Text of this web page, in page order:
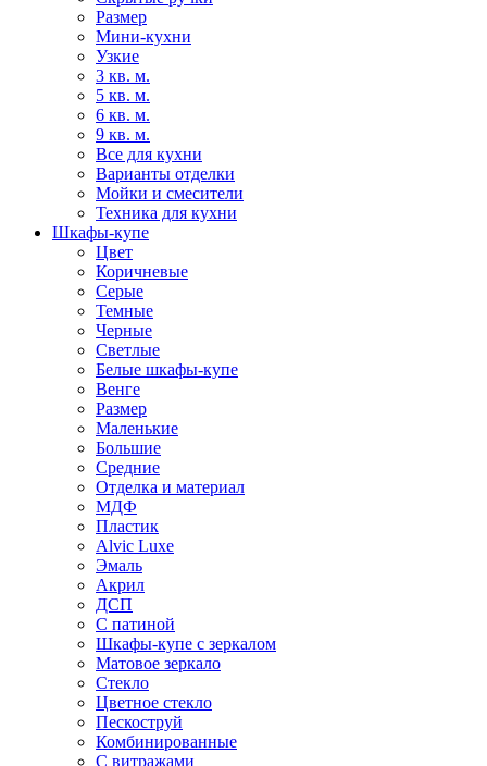
Размер
Мини-кухни
Узкие
3 кв. м.
5 кв. м.
6 кв. м.
9 кв. м.
Все для кухни
Варианты отделки
Мойки и смесители
Техника для кухни
Шкафы-купе
Цвет
Коричневые
Серые
Темные
Черные
Светлые
Белые шкафы-купе
Венге
Размер
Маленькие
Большие
Средние
Отделка и материал
МДФ
Пластик
Alvic Luxe
Эмаль
Акрил
ДСП
С патиной
Шкафы-купе с зеркалом
Матовое зеркало
Стекло
Цветное стекло
Пескоструй
Комбинированные
С витражами